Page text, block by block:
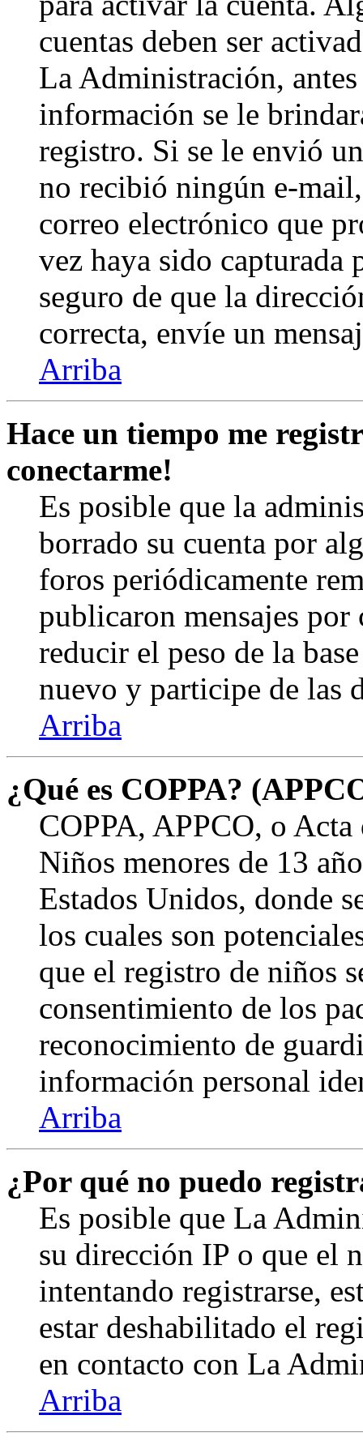
cuentas deben ser
La Administración,
información se le
registro. Si se le envió
no recibió ningún e-
correo electrónico que
vez haya sido
seguro de que la
correcta, envíe un
Arriba
Hace un tiempo me
conectarme!
Es posible que la
borrado su cuenta por
foros periódicamente
publicaron mensajes
reducir el peso de la
nuevo y participe de las
Arriba
¿Qué es COPPA?
COPPA, APPCO, o
Niños menores de 13
Estados Unidos, donde
los cuales son
que el registro de niños
consentimiento de los
reconocimiento de
información personal
Arriba
¿Por qué no puedo
Es posible que La
su dirección IP o que el
intentando registrarse,
estar deshabilitado el
en contacto con La
Arriba